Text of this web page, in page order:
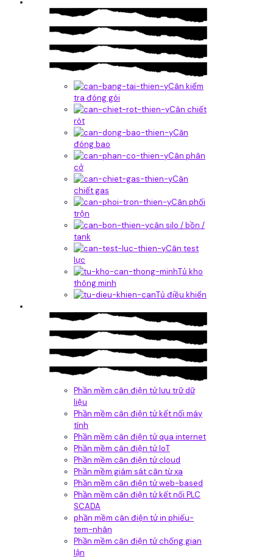
Cân kiểm
tra đóng gói
Cân chiết
rót
Căn
đóng bao
Cân phân
cở
Cân
chiết gas
Cân phối
trộn
cân silo / bồn /
tank
Cân test
lực
Tủ kho
thông minh
Tủ điều khiển
Phần mềm cân điện tử lưu trữ dữ
liệu
Phần mềm cân điện tử kết nối máy
tính
Phần mềm cân điện tử qua internet
Phần mềm cân điện tử IoT
Phần mềm cân điện tử cloud
Phần mềm giám sát cân từ xa
Phần mềm cân điện tử web-based
Phần mềm cân điện tử kết nối PLC
SCADA
phần mềm cân điện tử in phiếu-
tem-nhãn
Phần mềm cân điện tử chống gian
lận